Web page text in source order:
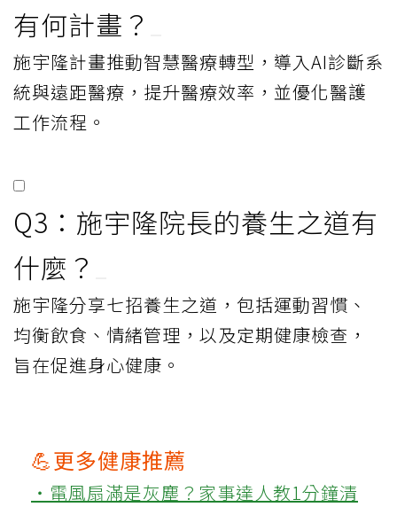
有何計畫？
施宇隆計畫推動智慧醫療轉型，導入AI診斷系
統與遠距醫療，提升醫療效率，並優化醫護
工作流程。
Q3：施宇隆院長的養生之道有
什麼？
施宇隆分享七招養生之道，包括運動習慣、
均衡飲食、情緒管理，以及定期健康檢查，
旨在促進身心健康。
💪更多健康推薦
‧電風扇滿是灰塵？家事達人教1分鐘清